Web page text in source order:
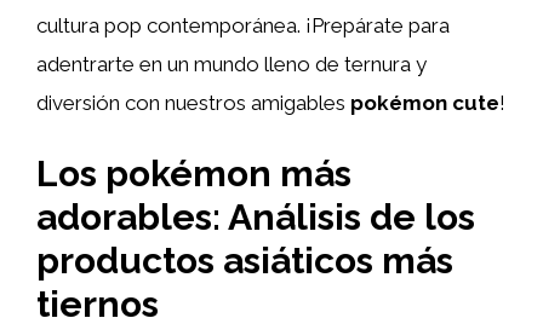
cultura pop contemporánea. ¡Prepárate para
adentrarte en un mundo lleno de ternura y
diversión con nuestros amigables pokémon cute!
Los pokémon más
adorables: Análisis de los
productos asiáticos más
tiernos